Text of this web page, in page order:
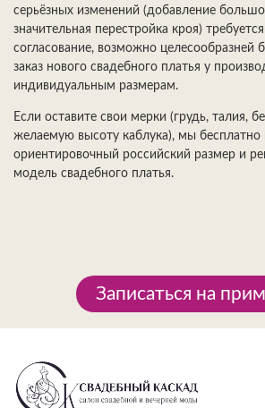
серьёзных изменений (добавление
значительная перестройка кроя)
согласование, возможно целесообразней
заказ нового свадебного платья у
индивидуальным размерам.
Если оставите свои мерки (грудь, талия,
желаемую высоту каблука), мы
ориентировочный российский размер и
модель свадебного платья.
Записаться на